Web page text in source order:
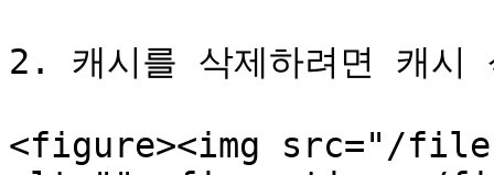
2. 캐시를 삭제하려면 캐시
<figure><img src="/